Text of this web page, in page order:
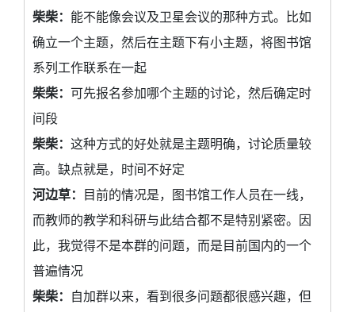
柴柴： 能不能像会议及卫星会议的那种方式。比如
确立一个主题，然后在主题下有小主题，将图书馆
系列工作联系在一起
柴柴： 可先报名参加哪个主题的讨论，然后确定时
间段
柴柴： 这种方式的好处就是主题明确，讨论质量较
高。缺点就是，时间不好定
河边草： 目前的情况是，图书馆工作人员在一线，
而教师的教学和科研与此结合都不是特别紧密。因
此，我觉得不是本群的问题，而是目前国内的一个
普遍情况
柴柴： 自加群以来，看到很多问题都很感兴趣，但